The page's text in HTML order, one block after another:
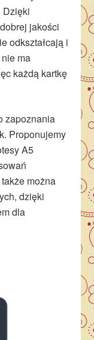
Dzięki
jakości
odkształcają i
ma
każdą kartkę
zapoznania
Proponujemy
A5
można
dzięki
dla